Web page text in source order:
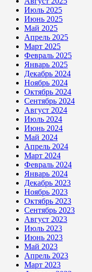
Июль 2025
Июнь 2025
Май 2025
Апрель 2025
Март 2025
Февраль 2025
Январь 2025
Декабрь 2024
Ноябрь 2024
Октябрь 2024
Сентябрь 2024
Август 2024
Июль 2024
Июнь 2024
Май 2024
Апрель 2024
Март 2024
Февраль 2024
Январь 2024
Декабрь 2023
Ноябрь 2023
Октябрь 2023
Сентябрь 2023
Август 2023
Июль 2023
Июнь 2023
Май 2023
Апрель 2023
Март 2023